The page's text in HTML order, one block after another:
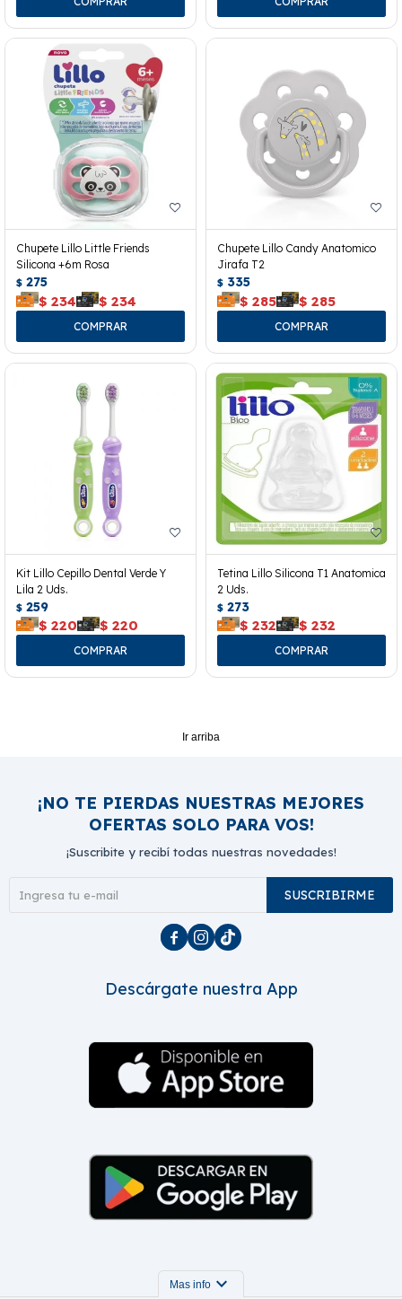
Chupete Lillo Little Friends
Silicona +6m Rosa
$ 275
$ 234 $ 234
Chupete Lillo Candy Anatomico
Jirafa T2
$ 335
$ 285 $ 285
Kit Lillo Cepillo Dental Verde Y
Lila 2 Uds.
$ 259
$ 220 $ 220
Tetina Lillo Silicona T1 Anatomica
2 Uds.
$ 273
$ 232 $ 232
Ir arriba
¡NO TE PIERDAS NUESTRAS MEJORES
OFERTAS SOLO PARA VOS!
¡Suscribite y recibí todas nuestras novedades!
SUSCRIBIRME
  
Descárgate nuestra App
Mas info expand_more